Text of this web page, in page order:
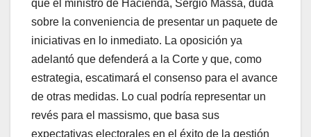
que el ministro de Hacienda, Sergio Massa, duda
sobre la conveniencia de presentar un paquete de
iniciativas en lo inmediato. La oposición ya
adelantó que defenderá a la Corte y que, como
estrategia, escatimará el consenso para el avance
de otras medidas. Lo cual podría representar un
revés para el massismo, que basa sus
expectativas electorales en el éxito de la gestión